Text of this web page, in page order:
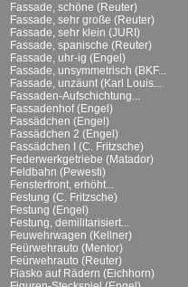
Fassade, schöne (Reuter)
Fassade, sehr große (Reuter)
Fassade, sehr klein (JURI)
Fassade, spanische (Reuter)
Fassade, uhr-ig (Engel)
Fassade, unsymmetrisch (BKF...
Fassade, unzäunt (Karl Louis...
Fassaden-Aufschichtung...
Fassadenhof (Engel)
Fassädchen (Engel)
Fassädchen 2 (Engel)
Fassädchen I (C. Fritzsche)
Federwerkgetriebe (Matador)
Feldbahn (Pewesti)
Fensterfront, erhöht...
Festung (C. Fritzsche)
Festung (Engel)
Festung, demilitarisiert...
Feuwehrwagen (Kellner)
Feürwehrauto (Mentor)
Feürwehrauto (Reuter)
Fiasko auf Rädern (Eichhorn)